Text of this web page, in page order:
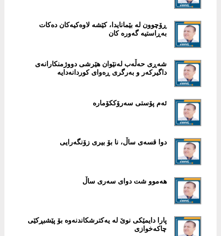
ڕۆچوون لە بێمانایدا، کێشە لاوەکیەکان دەکات
بەڕاستیە گەورە کان
شەڕی حەڵەب لەنێوان هێرشی دووژمنکارانەی
داگیرکەر و بەرگری ڕەوای کوردانەدایە
ئەم پۆستی سەرۆککۆمارە
دوا قسەی ساڵ، نا بۆ بیری زۆنگەرایی
هەموو شت دوای سەری ساڵ
پارا دایمێکی نوێ لە یەكترشكاندنەوە بۆ پێشبڕكێی
چاكەخوازی